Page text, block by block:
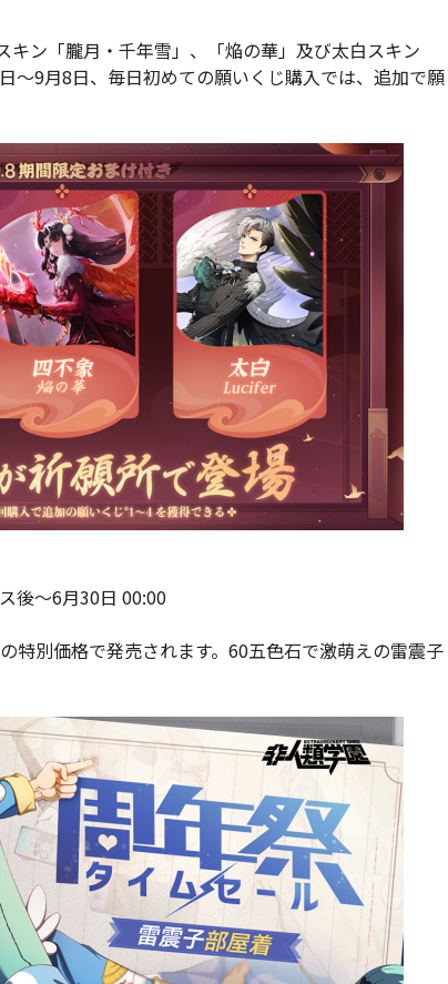
ン「朧月・千年雪」、「焔の華」及び太白スキン
～9月8日、毎日初めての願いくじ購入では、追加で願
後～6月30日 00:00
特別価格で発売されます。60五色石で激萌えの雷震子